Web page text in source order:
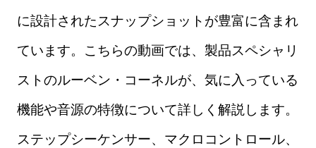
に設計されたスナップショットが豊富に含まれ
ています。こちらの動画では、製品スペシャリ
ストのルーベン・コーネルが、気に入っている
機能や音源の特徴について詳しく解説します。
ステップシーケンサー、マクロコントロール、